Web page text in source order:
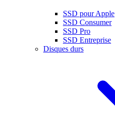
SSD pour Apple
SSD Consumer
SSD Pro
SSD Entreprise
Disques durs